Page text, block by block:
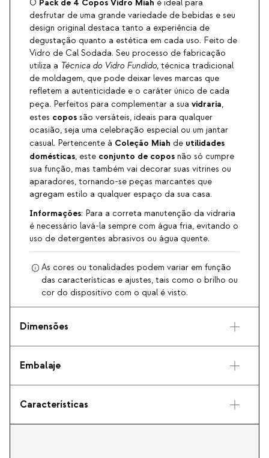
O Pack de 4 Copos Vidro Miah é ideal para
desfrutar de uma grande variedade de bebidas e seu
design original destaca tanto a experiência de
degustação quanto a estética em cada uso. Feito de
Vidro de Cal Sodada. Seu processo de fabricação
utiliza a Técnica do Vidro Fundido, técnica tradicional
de moldagem, que pode deixar leves marcas que
refletem a autenticidade e o caráter único de cada
peça. Perfeitos para complementar a sua vidraria,
estes copos são versáteis, ideais para qualquer
ocasião, seja uma celebração especial ou um jantar
casual. Pertencente à Coleção Miah de utilidades
domésticas, este conjunto de copos não só cumpre
sua função, mas também vai decorar suas vitrines ou
aparadores, tornando-se peças marcantes que
agregam estilo a qualquer espaço da sua casa.
Informações: Para a correta manutenção da vidraria
é necessário lavá-la sempre com água fria, evitando o
uso de detergentes abrasivos ou água quente.
As cores ou tonalidades podem variar em função
das características e ajustes, tais como o brilho ou
cor do dispositivo com o qual é visto.
Dimensões
Embalaje
Características